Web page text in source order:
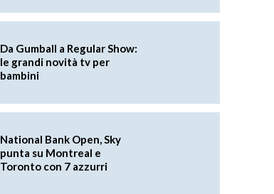
Da Gumball a Regular Show:
le grandi novità tv per
bambini
National Bank Open, Sky
punta su Montreal e
Toronto con 7 azzurri